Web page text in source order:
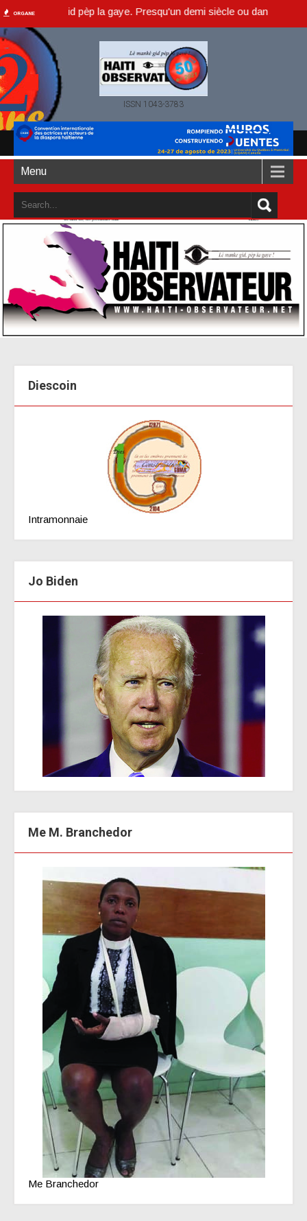
ORGANEgid pèp la gaye. Presqu'un demi siècle ou dans un an
ISSN 1043-3783
Menu
Diescoin
Intramonnaie
Jo Biden
Me M. Branchedor
Me Branchedor